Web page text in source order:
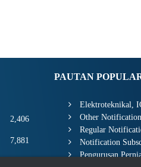
2,406
7,881
PAUTAN
Elektroteknikal,
Other
Regular
Notification
Pengurusan